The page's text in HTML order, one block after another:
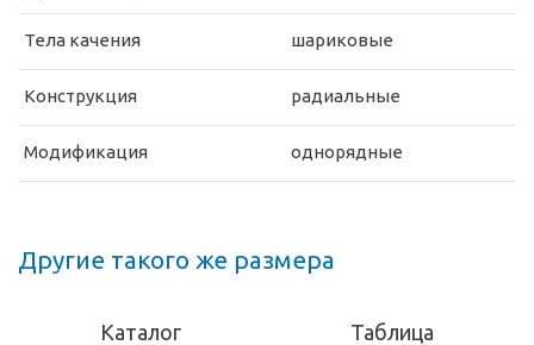
Тела качения шариковые
Конструкция радиальные
Модификация однорядные
Другие такого же размера
Каталог Таблица